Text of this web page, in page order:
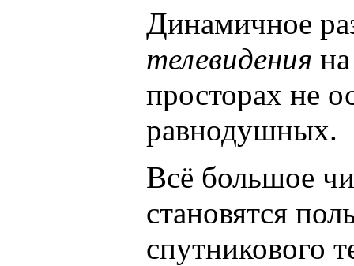
Динамичное
телевидения
просторах не
равнодушных.
Всё большое
становятся
спутникового